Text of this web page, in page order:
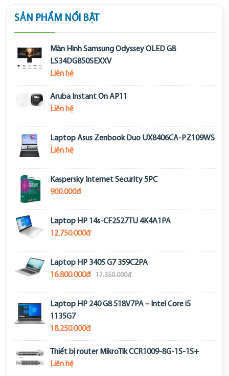
SẢN PHẨM NỔI BẬT
Màn Hình Samsung Odyssey OLED G8
LS34DG850SEXXV
Liên hệ
Aruba Instant On AP11
Liên hệ
Laptop Asus Zenbook Duo UX8406CA-PZ109WS
Liên hệ
Kaspersky Internet Security 5PC
900.000đ
Laptop HP 14s-CF2527TU 4K4A1PA
12.750.000đ
Laptop HP 340S G7 359C2PA
16.800.000đ
17.350.000đ
Laptop HP 240 G8 518V7PA – Intel Core i5
1135G7
18.250.000đ
Thiết bị router MikroTik CCR1009-8G-1S-1S+
Liên hệ